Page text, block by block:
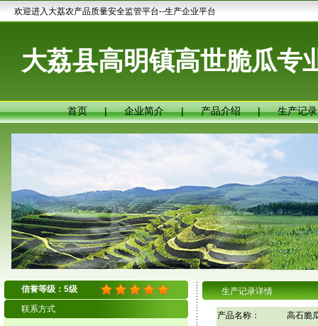
欢迎进入大荔农产品质量安全监管平台--生产企业平台
大荔县高明镇高世脆瓜专
首页 | 企业简介 | 产品介绍 | 生产记录
信誉等级：5级
联系方式
生产记录详情
产品名称：
高石脆